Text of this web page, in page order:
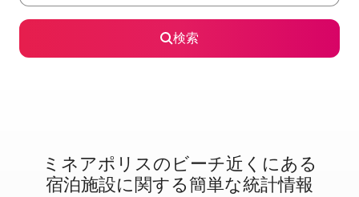
検索
ミネアポリスのビ⁠ー⁠チ⁠近⁠く⁠に⁠あ⁠る
宿⁠泊⁠施⁠設⁠に関⁠す⁠る簡⁠単⁠な統⁠計⁠情⁠報